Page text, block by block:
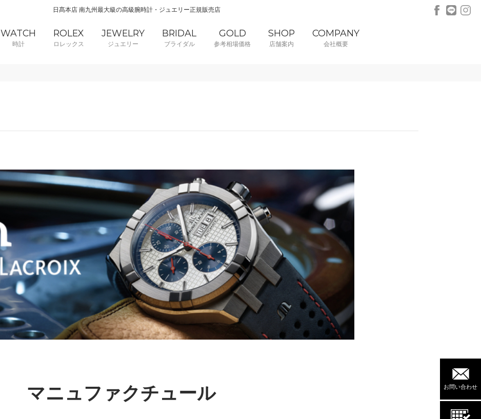
日髙本店 南九州最大級の高級腕時計・ジュエリー正規販売店
WATCH
時計
ROLEX
ロレックス
JEWELRY
ジュエリー
BRIDAL
ブライダル
GOLD
参考相場価格
SHOP
店舗案内
COMPANY
会社概要
お問い合わせ
マニュファクチュール